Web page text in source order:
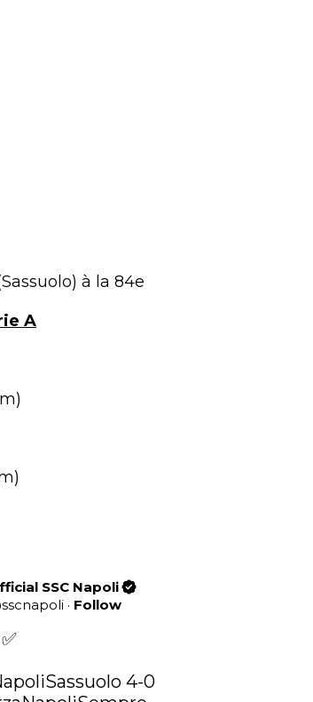
à la 84e
A
SSC Napoli
sscnapoli · Follow
4-0